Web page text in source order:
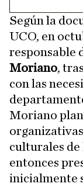
Según la
UCO, en
responsable
Moriano,
con las
Moriano
culturales de
entonces
inicialmente